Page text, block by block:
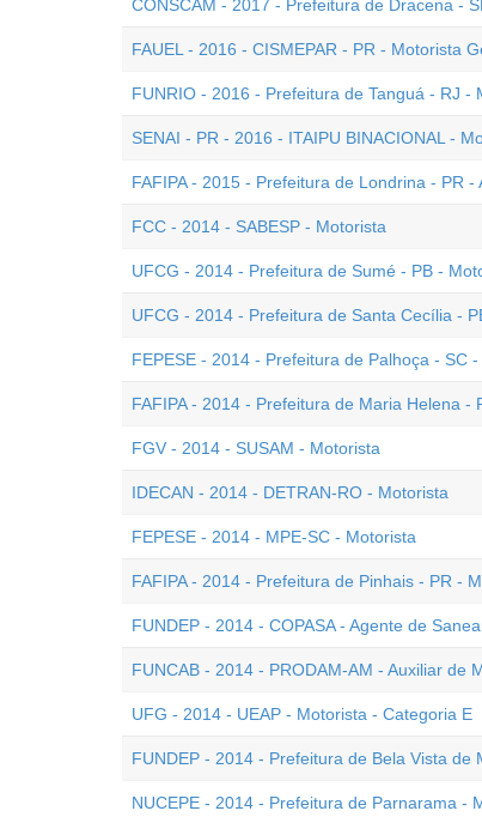
CONSCAM - 2017 - Prefeitura de Dracena -
FAUEL - 2016 - CISMEPAR - PR - Motorista
FUNRIO - 2016 - Prefeitura de Tanguá - RJ -
SENAI - PR - 2016 - ITAIPU BINACIONAL -
FAFIPA - 2015 - Prefeitura de Londrina - PR
FCC - 2014 - SABESP - Motorista
UFCG - 2014 - Prefeitura de Sumé - PB -
UFCG - 2014 - Prefeitura de Santa Cecília -
FEPESE - 2014 - Prefeitura de Palhoça - SC
FAFIPA - 2014 - Prefeitura de Maria Helena -
FGV - 2014 - SUSAM - Motorista
IDECAN - 2014 - DETRAN-RO - Motorista
FEPESE - 2014 - MPE-SC - Motorista
FAFIPA - 2014 - Prefeitura de Pinhais - PR -
FUNDEP - 2014 - COPASA - Agente de
FUNCAB - 2014 - PRODAM-AM - Auxiliar de
UFG - 2014 - UEAP - Motorista - Categoria E
FUNDEP - 2014 - Prefeitura de Bela Vista de
NUCEPE - 2014 - Prefeitura de Parnarama -